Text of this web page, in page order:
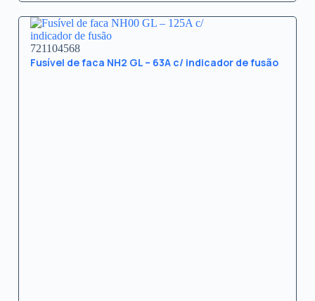
721104568
Fusível de faca NH2 GL – 63A c/ indicador de fusão